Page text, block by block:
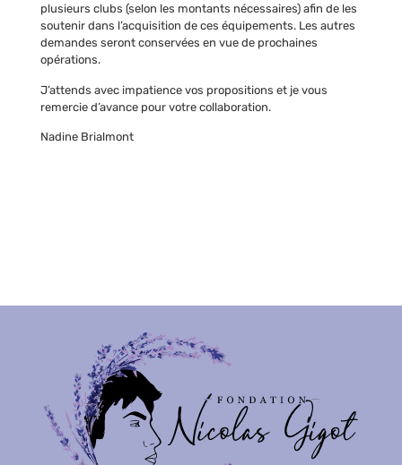
plusieurs clubs (selon les montants nécessaires) afin de les
soutenir dans l’acquisition de ces équipements. Les autres
demandes seront conservées en vue de prochaines
opérations.
J’attends avec impatience vos propositions et je vous
remercie d’avance pour votre collaboration.
Nadine Brialmont